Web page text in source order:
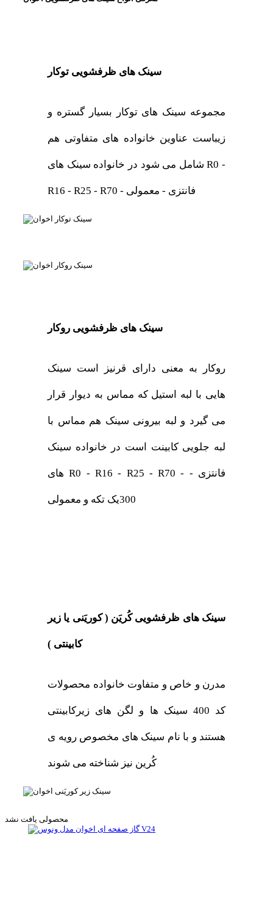
سینک های ظرفشویی توکار
مجموعه سینک های توکار بسیار گستره و
زیباست عناوین خانواده های متفاوتی هم
شامل می شود در خانواده سینک های R0 -
R16 - R25 - R70 - فانتزی - معمولی
سینک های ظرفشویی روکار
روکار به معنی دارای قرنیز است سینک
هایی با لبه استیل که مماس به دیوار قرار
می گیرد و لبه بیرونی سینک هم مماس با
لبه جلویی کابینت است در خانواده سینک
های R0 - R16 - R25 - R70 - فانتزی -
300یک تکه و معمولی
سینک های ظرفشویی کُریَن ( کوریَنی یا زیر
کابینتی )
مدرن و خاص و متفاوت خانواده محصولات
کد 400 سینک ها و لگن های زیرکابینتی
هستند و با نام سینک های مخصوص رویه ی
کُرین نیز شناخته می شوند
محصولی یافت نشد